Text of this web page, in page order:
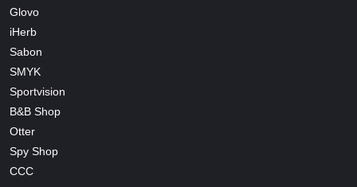
Glovo
iHerb
Sabon
SMYK
Sportvision
B&B Shop
Otter
Spy Shop
CCC